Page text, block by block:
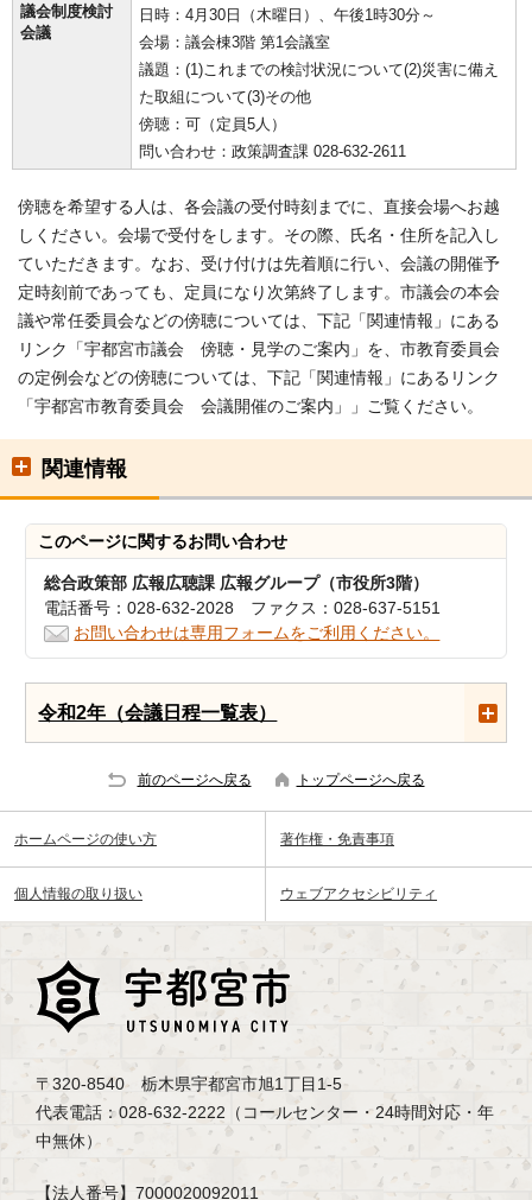
議会制度検討
会議
日時：4月30日（木曜日）、午後1時30分～
会場：議会棟3階 第1会議室
議題：(1)これまでの検討状況について(2)災害に備え
た取組について(3)その他
傍聴：可（定員5人）
問い合わせ：政策調査課 028-632-2611
傍聴を希望する人は、各会議の受付時刻までに、直接会場へお越
しください。会場で受付をします。その際、氏名・住所を記入し
ていただきます。なお、受け付けは先着順に行い、会議の開催予
定時刻前であっても、定員になり次第終了します。市議会の本会
議や常任委員会などの傍聴については、下記「関連情報」にある
リンク「宇都宮市議会 傍聴・見学のご案内」を、市教育委員会
の定例会などの傍聴については、下記「関連情報」にあるリンク
「宇都宮市教育委員会 会議開催のご案内」」ご覧ください。
関連情報
このページに関するお問い合わせ
総合政策部 広報広聴課 広報グループ（市役所3階）
電話番号：028-632-2028 ファクス：028-637-5151
お問い合わせは専用フォームをご利用ください。
令和2年（会議日程一覧表）
前のページへ戻る トップページへ戻る
ホームページの使い方 著作権・免責事項
個人情報の取り扱い ウェブアクセシビリティ
〒320-8540 栃木県宇都宮市旭1丁目1-5
代表電話：028-632-2222（コールセンター・24時間対応・年
中無休）
【法人番号】7000020092011